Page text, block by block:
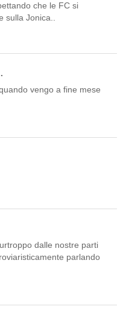
che le FC si
sulla Jonica..
vengo a fine mese
dalle nostre parti
parlando